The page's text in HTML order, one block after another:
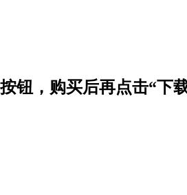
钮，购买后再点击“下